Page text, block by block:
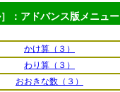
：アドバンス版メニュー
かけ算（３）
わり算（３）
おおきな数（３）